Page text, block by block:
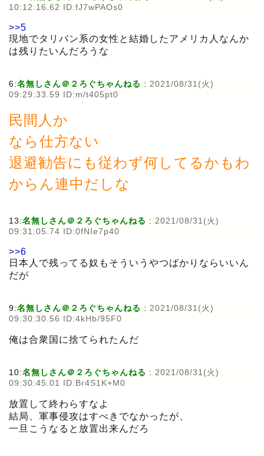
10:12:16.62 ID:fJ7wPAOs0
>>5
現地でタリバン系の女性と結婚したアメリカ人なんか
は残りたいんだろうな
6:名無しさん＠２ろぐちゃんねる : 2021/08/31(火)
09:29:33.59 ID:m/t405pt0
民間人か
なら仕方ない
退避勧告にも従わず何してるかもわ
からん連中だしな
13:名無しさん＠２ろぐちゃんねる : 2021/08/31(火)
09:31:05.74 ID:0fNIe7p40
>>6
日本人で残ってる奴もそういうやつばかりならいいん
だが
9:名無しさん＠２ろぐちゃんねる : 2021/08/31(火)
09:30:30.56 ID:4kHb/95F0
俺は合衆国に捨てられたんだ
10:名無しさん＠２ろぐちゃんねる : 2021/08/31(火)
09:30:45.01 ID:Br4S1K+M0
放置して終わらすなよ
結局、軍事侵攻はすべきでなかったが、
一旦こうなると放置出来んだろ